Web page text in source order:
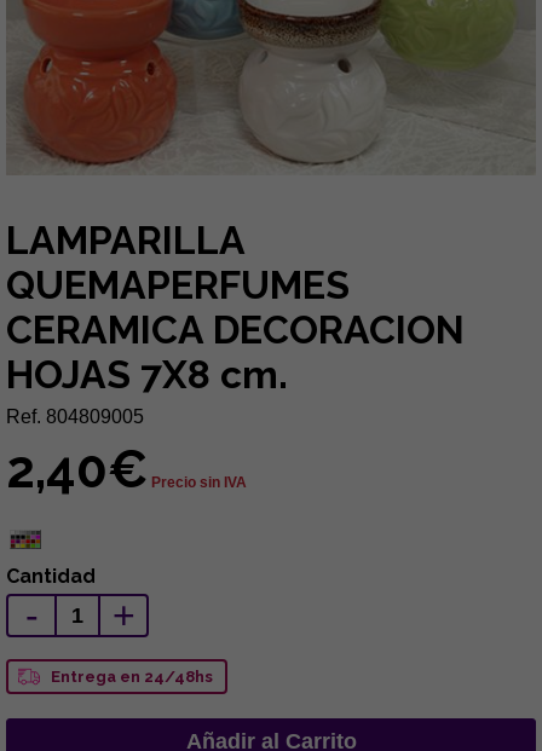
LAMPARILLA
QUEMAPERFUMES
CERAMICA DECORACION
HOJAS 7X8 cm.
Ref. 804809005
2,40€ Precio sin IVA
Cantidad
- +
Entrega en 24/48hs